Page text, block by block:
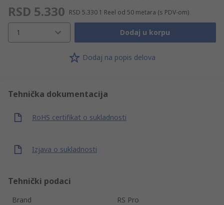
RSD 5.330 RSD 5.330 1 Reel od 50 metara (s PDV-om)
1 Dodaj u korpu
Dodaj na popis delova
Tehnička dokumentacija
RoHS certifikat o sukladnosti
Izjava o sukladnosti
Tehnički podaci
Brand
RS Pro